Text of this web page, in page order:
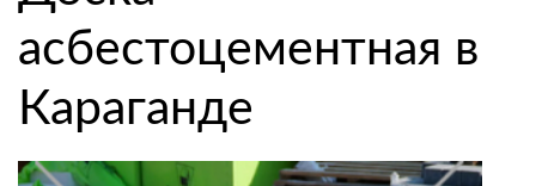
асбестоцементная в
Караганде